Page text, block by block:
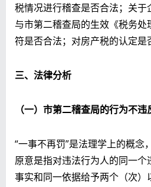
税情况进行稽查是否合法；关于
与市第二稽查局的生效《税务
符是否合法；对房产税的认定是
三、法律分析
（一）市第二稽查局的行为不违
“一事不再罚”是法理学上的概念
原意是指对违法行为人的同一
事实和同一依据给予两个（次）